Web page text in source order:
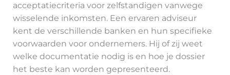
acceptatiecriteria voor zelfstandigen vanwege
wisselende inkomsten. Een ervaren adviseur
kent de verschillende banken en hun specifieke
voorwaarden voor ondernemers. Hij of zij weet
welke documentatie nodig is en hoe je dossier
het beste kan worden gepresenteerd.